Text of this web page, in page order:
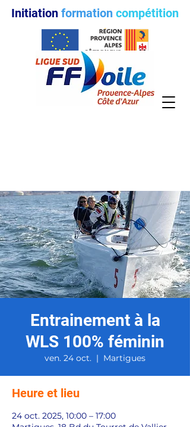
Initiation formation compétition
Entrainement à la
WLS 100% féminin
ven. 24 oct.
  |
Martigues
Heure et lieu
24 oct. 2025, 10:00 – 17:00